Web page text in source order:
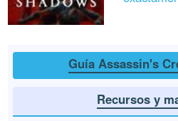
Guía Assassin's
Recursos y